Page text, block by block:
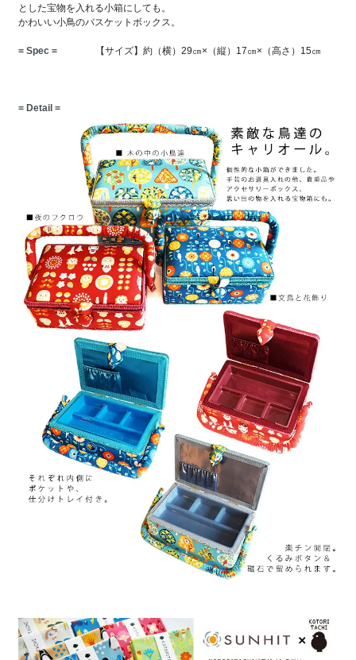
とした宝物を入れる小箱にしても。
かわいい小鳥のバスケットボックス。
= Spec =【サイズ】約（横）29㎝×（縦）17㎝×（高さ）15㎝
= Detail =